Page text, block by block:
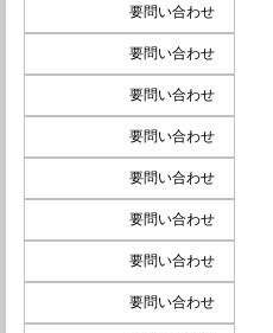
要問い合わせ
要問い合わせ
要問い合わせ
要問い合わせ
要問い合わせ
要問い合わせ
要問い合わせ
要問い合わせ